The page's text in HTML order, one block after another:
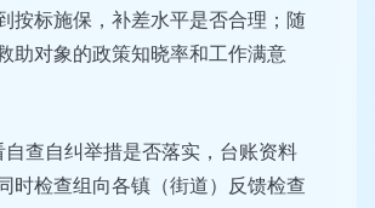
按标施保，补差水平是否合理；随
助对象的政策知晓率和工作满意
自查自纠举措是否落实，台账资料
时检查组向各镇（街道）反馈检查